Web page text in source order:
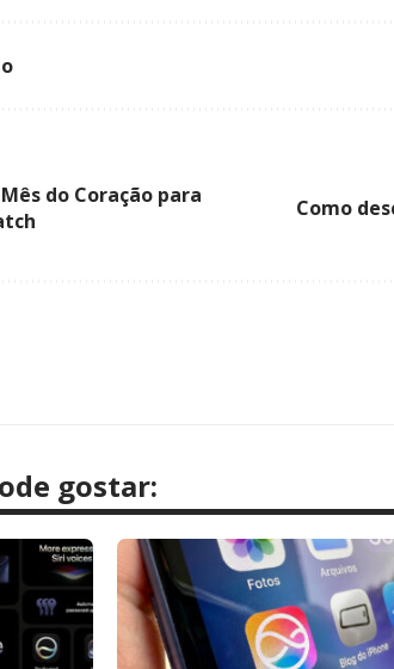
do Coração para
Como
gostar: